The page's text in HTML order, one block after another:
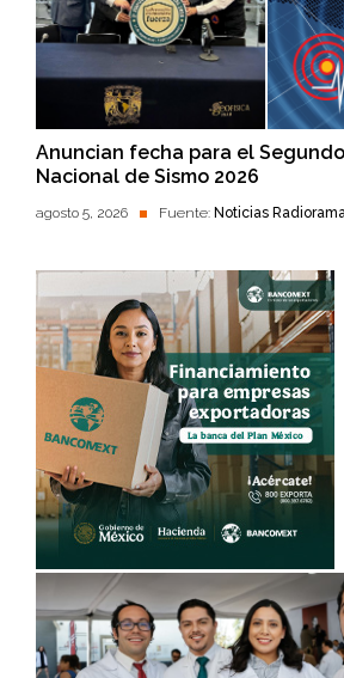
Anuncian fecha para el
Nacional de Sismo 2026
agosto 5, 2026 Fuente: Noticias